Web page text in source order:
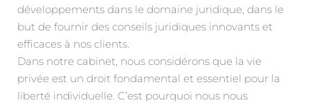
développements dans le domaine juridique, dans le
but de fournir des conseils juridiques innovants et
efficaces à nos clients.
Dans notre cabinet, nous considérons que la vie
privée est un droit fondamental et essentiel pour la
liberté individuelle. C’est pourquoi nous nous